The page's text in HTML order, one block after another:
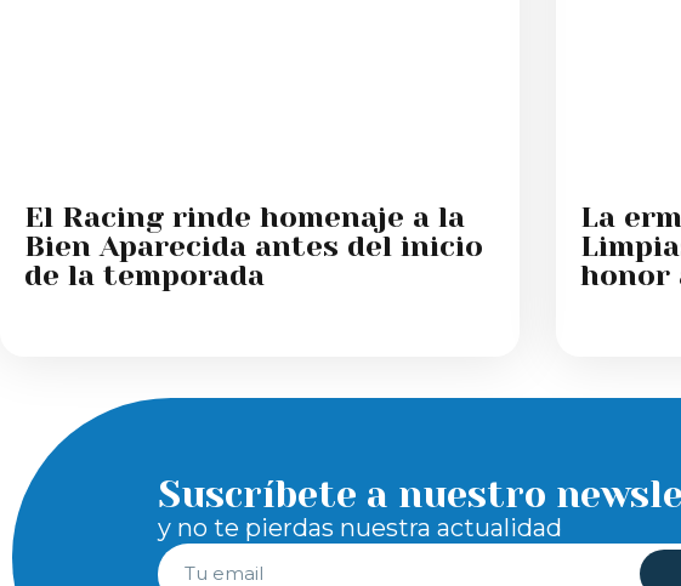
El Racing rinde homenaje a la
Bien Aparecida antes del inicio
de la temporada
La
honor
Suscríbete a nuestro
y no te pierdas nuestra actualidad